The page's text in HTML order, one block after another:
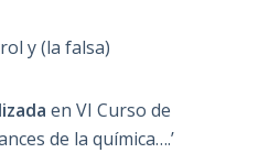
y (la falsa)
en VI Curso de
de la química….’